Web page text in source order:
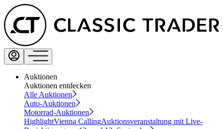
Auktionen
Auktionen entdecken
Alle Auktionen
Auto-Auktionen
Motorrad-Auktionen
HighlightVienna CallingAuktionsveranstaltung mit Live-